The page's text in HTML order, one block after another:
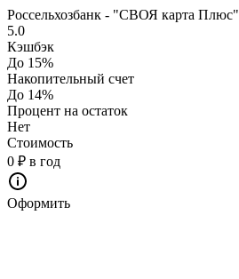
Россельхозбанк - "СВОЯ карта Плюс"
5.0
Кэшбэк
До 15%
Накопительный счет
До 14%
Процент на остаток
Нет
Стоимость
0 ₽ в год
Оформить